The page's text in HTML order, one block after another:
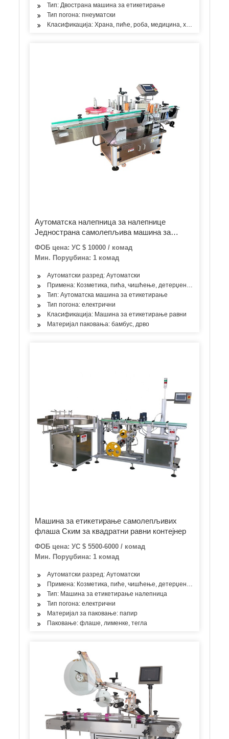
Тип: Двострана машина за етикетирање
Тип погона: пнеуматски
Класификација: Храна, пиће, роба, медицина, хемикалије
Аутоматска налепница за налепнице
Једнострана самолепљива машина за
ФОБ цена: УС $ 10000 / комад
Мин. Поруџбина: 1 комад
Аутоматски разред: Аутоматски
Примена: Козметика, пића, чишћење, детерџент, производи
Тип: Аутоматска машина за етикетирање
Тип погона: електрични
Класификација: Машина за етикетирање равни
Материјал паковања: бамбус, дрво
Машина за етикетирање самолепљивих
флаша Ским за квадратни равни контејнер
ФОБ цена: УС $ 5500-6000 / комад
Мин. Поруџбина: 1 комад
Аутоматски разред: Аутоматски
Примена: Козметика, пиће, чишћење, детерџент, производи
Тип: Машина за етикетирање налепница
Тип погона: електрични
Материјал за паковање: папир
Паковање: флаше, лименке, тегла